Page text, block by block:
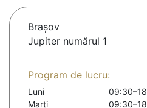
Braşov
Jupiter numărul 1
Program de lucru:
Luni
09:30–18
Marți
09:30–18